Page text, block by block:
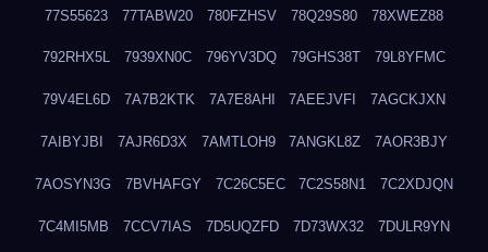
77S55623 77TABW20 780FZHSV 78Q29S80 78XWEZ88
792RHX5L 7939XN0C 796YV3DQ 79GHS38T 79L8YFMC
79V4EL6D 7A7B2KTK 7A7E8AHI 7AEEJVFI 7AGCKJXN
7AIBYJBI 7AJR6D3X 7AMTLOH9 7ANGKL8Z 7AOR3BJY
7AOSYN3G 7BVHAFGY 7C26C5EC 7C2S58N1 7C2XDJQN
7C4MI5MB 7CCV7IAS 7D5UQZFD 7D73WX32 7DULR9YN